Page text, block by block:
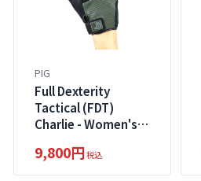
PIG
Full Dexterity
Tactical (FDT)
Charlie - Women's
9,800円税込